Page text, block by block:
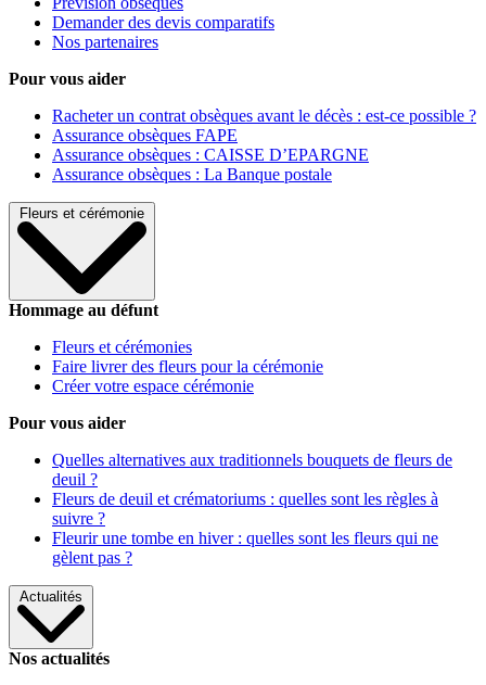
Demander des devis comparatifs
Nos partenaires
Pour vous aider
Racheter un contrat obsèques avant le décès : est-ce possible ?
Assurance obsèques FAPE
Assurance obsèques : CAISSE D’EPARGNE
Assurance obsèques : La Banque postale
Fleurs et cérémonie
Hommage au défunt
Fleurs et cérémonies
Faire livrer des fleurs pour la cérémonie
Créer votre espace cérémonie
Pour vous aider
Quelles alternatives aux traditionnels bouquets de fleurs de
deuil ?
Fleurs de deuil et crématoriums : quelles sont les règles à
suivre ?
Fleurir une tombe en hiver : quelles sont les fleurs qui ne
gèlent pas ?
Actualités
Nos actualités